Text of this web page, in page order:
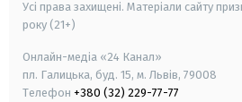
Усі права захищені. Матеріали сайту
року (21+)
Онлайн-медіа «24 Канал»
пл. Галицька, буд. 15, м. Львів, 79008
Телефон +380 (32) 229-77-77